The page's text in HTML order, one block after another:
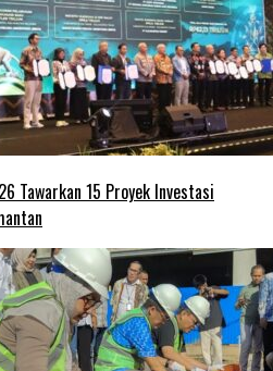
Tawarkan 15 Proyek Investasi